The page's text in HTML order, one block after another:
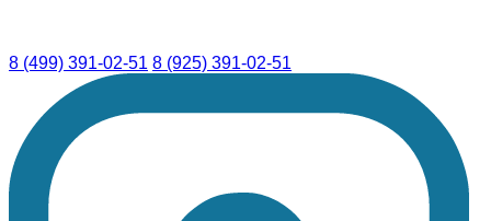
8 (499) 391-02-51 8 (925) 391-02-51